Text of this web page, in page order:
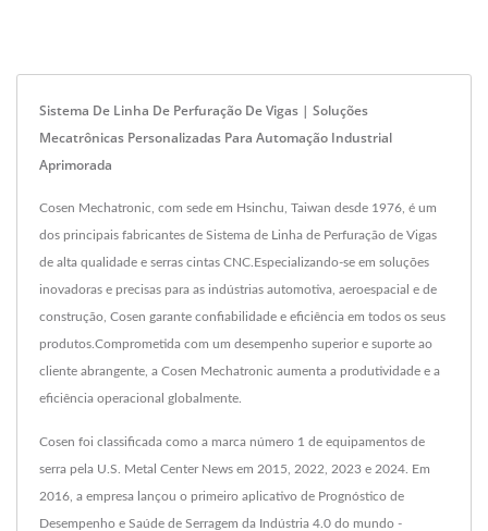
Sistema De Linha De Perfuração De Vigas | Soluções
Mecatrônicas Personalizadas Para Automação Industrial
Aprimorada
Cosen Mechatronic, com sede em Hsinchu, Taiwan desde 1976, é um
dos principais fabricantes de Sistema de Linha de Perfuração de Vigas
de alta qualidade e serras cintas CNC.Especializando-se em soluções
inovadoras e precisas para as indústrias automotiva, aeroespacial e de
construção, Cosen garante confiabilidade e eficiência em todos os seus
produtos.Comprometida com um desempenho superior e suporte ao
cliente abrangente, a Cosen Mechatronic aumenta a produtividade e a
eficiência operacional globalmente.
Cosen foi classificada como a marca número 1 de equipamentos de
serra pela U.S. Metal Center News em 2015, 2022, 2023 e 2024. Em
2016, a empresa lançou o primeiro aplicativo de Prognóstico de
Desempenho e Saúde de Serragem da Indústria 4.0 do mundo -